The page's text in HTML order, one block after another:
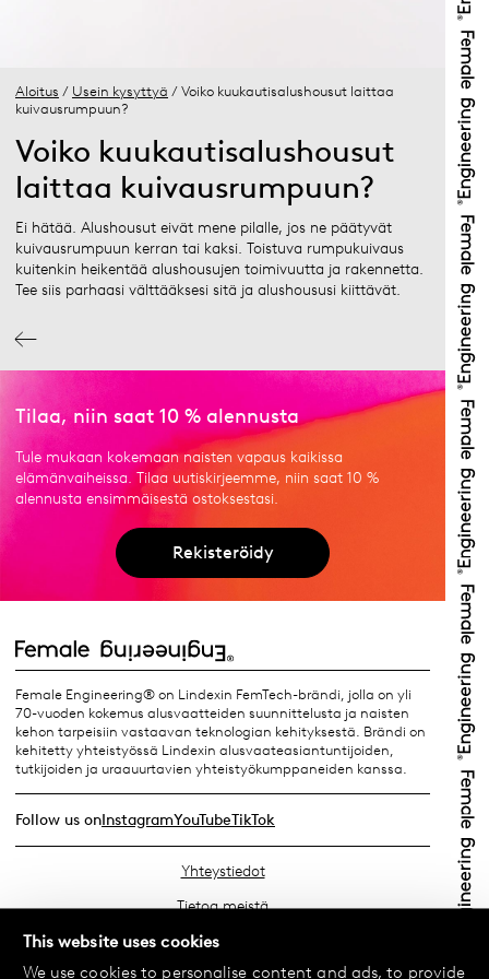
This website uses cookies
We use cookies to personalise content and ads, to provide
Aloitus / Usein kysyttyä / Voiko kuukautisalushousut laittaa
kuivausrumpuun?
Voiko kuukautisalushousut
laittaa kuivausrumpuun?
Ei hätää. Alushousut eivät mene pilalle, jos ne päätyvät
kuivausrumpuun kerran tai kaksi. Toistuva rumpukuivaus
kuitenkin heikentää alushousujen toimivuutta ja rakennetta.
Tee siis parhaasi välttääksesi sitä ja alushoususi kiittävät.
Tilaa, niin saat 10 % alennusta
Tule mukaan kokemaan naisten vapaus kaikissa
elämänvaiheissa. Tilaa uutiskirjeemme, niin saat 10 %
alennusta ensimmäisestä ostoksestasi.
Rekisteröidy
Female Engineering® on Lindexin FemTech-brändi, jolla on yli
70-vuoden kokemus alusvaatteiden suunnittelusta ja naisten
kehon tarpeisiin vastaavan teknologian kehityksestä. Brändi on
kehitetty yhteistyössä Lindexin alusvaateasiantuntijoiden,
tutkijoiden ja uraauurtavien yhteistyökumppaneiden kanssa.
Follow us onInstagramYouTubeTikTok
Yhteystiedot
Tietoa meistä
Etsi lähin myymäläsi